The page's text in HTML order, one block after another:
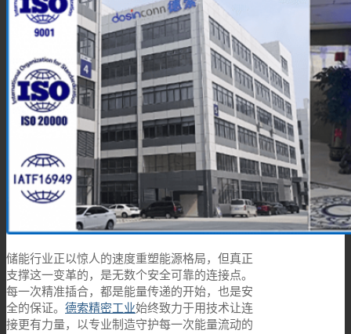
储能行业正以惊人的速度重塑能源格局，但真正
支撑这一变革的，是无数个安全可靠的连接点。
每一次精准插合，都是能量传递的开始，也是安
全的保证。 德索精密工业始终致力于用技术让连
接更有力量，以专业制造守护每一次能量流动的